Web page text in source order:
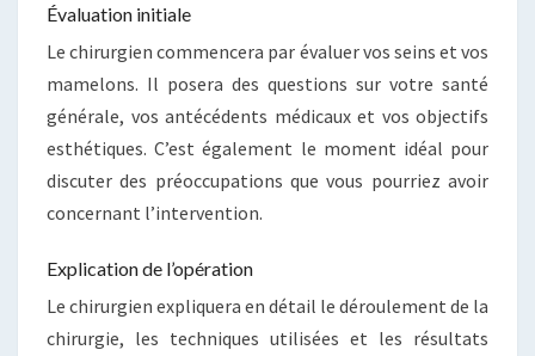
Évaluation initiale
Le chirurgien commencera par évaluer vos seins et vos
mamelons. Il posera des questions sur votre santé
générale, vos antécédents médicaux et vos objectifs
esthétiques. C’est également le moment idéal pour
discuter des préoccupations que vous pourriez avoir
concernant l’intervention.
Explication de l’opération
Le chirurgien expliquera en détail le déroulement de la
chirurgie, les techniques utilisées et les résultats